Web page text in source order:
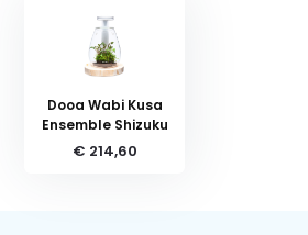
Dooa Wabi Kusa
Ensemble Shizuku
€ 214,60